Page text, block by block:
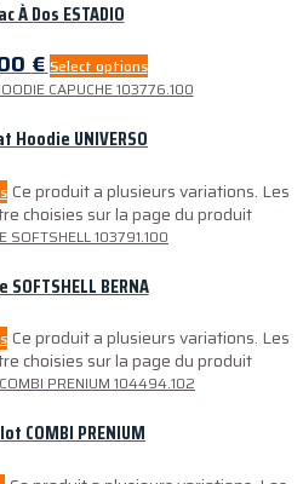
À Dos ESTADIO
€ Select options
Hoodie UNIVERSO
Ce produit a plusieurs variations. Les
choisies sur la page du produit
SOFTSHELL BERNA
Ce produit a plusieurs variations. Les
choisies sur la page du produit
COMBI PRENIUM